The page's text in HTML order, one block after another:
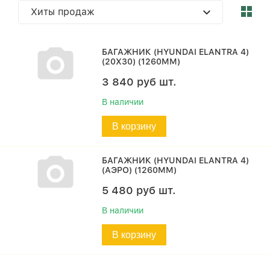
Хиты продаж
БАГАЖНИК (HYUNDAI ELANTRA 4)
(20Х30) (1260ММ)
3 840 руб шт.
В наличии
В корзину
БАГАЖНИК (HYUNDAI ELANTRA 4)
(АЭРО) (1260ММ)
5 480 руб шт.
В наличии
В корзину